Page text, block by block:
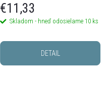
€11,33
Skladom - hneď odosielame 10 ks
DETAIL